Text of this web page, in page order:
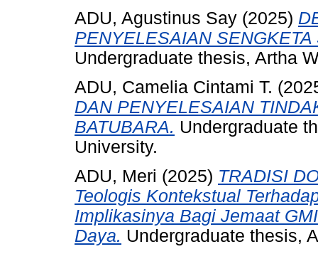
ADU, Agustinus Say (2025)
PENYELESAIAN
Undergraduate thesis, Artha
ADU, Camelia Cintami T.
DAN PENYELESAIAN
BATUBARA. Undergraduate
University.
ADU, Meri (2025) TRADISI
Teologis Kontekstual
Implikasinya Bagi Jemaat
Daya. Undergraduate thesis,